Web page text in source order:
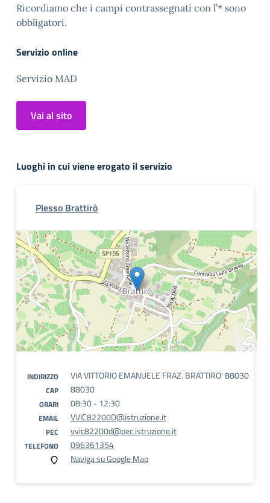
Ricordiamo che i campi contrassegnati con l’* sono
obbligatori.
Servizio online
Servizio MAD
Vai al sito
Luoghi in cui viene erogato il servizio
Plesso Brattirò
INDIRIZZO VIA VITTORIO EMANUELE FRAZ. BRATTIRO' 88030
CAP 88030
ORARI 08:30 - 12:30
EMAIL VVIC82200D@istruzione.it
PEC vvic82200d@pec.istruzione.it
TELEFONO
096361354
Naviga su Google Map